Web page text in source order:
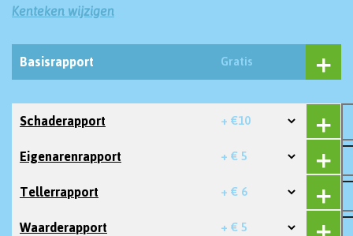
Kenteken wijzigen
Basisrapport Gratis
Schaderapport + €10
Eigenarenrapport + € 5
Tellerrapport + € 6
Waarderapport + € 5